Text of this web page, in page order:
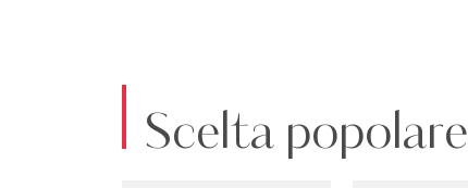
Scelta popolare